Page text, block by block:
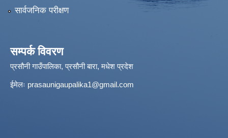
सार्वजनिक परीक्षण
सम्पर्क विवरण
प्रसौनी गाउँपालिका, प्रसौनी बारा, मधेश प्रदेश
ईमेलः prasaunigaupalika1@gmail.com